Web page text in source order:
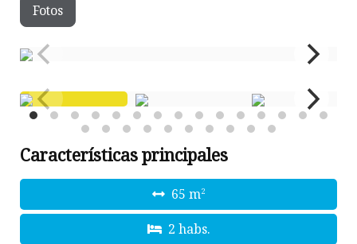
Fotos
Características principales
65 m2
2 habs.